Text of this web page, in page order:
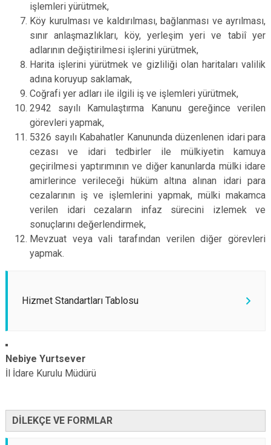
işlemleri yürütmek,
Köy kurulması ve kaldırılması, bağlanması ve ayrılması,
sınır anlaşmazlıkları, köy, yerleşim yeri ve tabiî yer
adlarının değiştirilmesi işlerini yürütmek,
Harita işlerini yürütmek ve gizliliği olan haritaları valilik
adına koruyup saklamak,
Coğrafi yer adları ile ilgili iş ve işlemleri yürütmek,
2942 sayılı Kamulaştırma Kanunu gereğince verilen
görevleri yapmak,
5326 sayılı Kabahatler Kanununda düzenlenen idari para
cezası ve idari tedbirler ile mülkiyetin kamuya
geçirilmesi yaptırımının ve diğer kanunlarda mülki idare
amirlerince verileceği hüküm altına alınan idari para
cezalarının iş ve işlemlerini yapmak, mülki makamca
verilen idari cezaların infaz sürecini izlemek ve
sonuçlarını değerlendirmek,
Mevzuat veya vali tarafından verilen diğer görevleri
yapmak.
Hizmet Standartları Tablosu
Nebiye Yurtsever
İl İdare Kurulu Müdürü
DİLEKÇE VE FORMLAR